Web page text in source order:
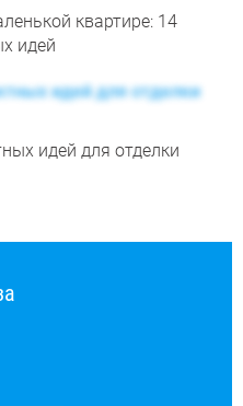
квартире: 14
идей
идей для отделки